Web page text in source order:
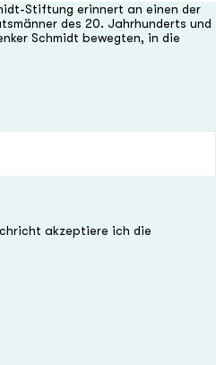
Stiftung erinnert an einen der
des 20. Jahrhunderts und
Schmidt bewegten, in die
akzeptiere ich die